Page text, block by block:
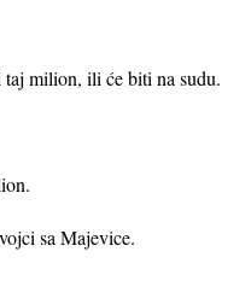
taj milion, ili će biti na sudu.
sa Majevice.